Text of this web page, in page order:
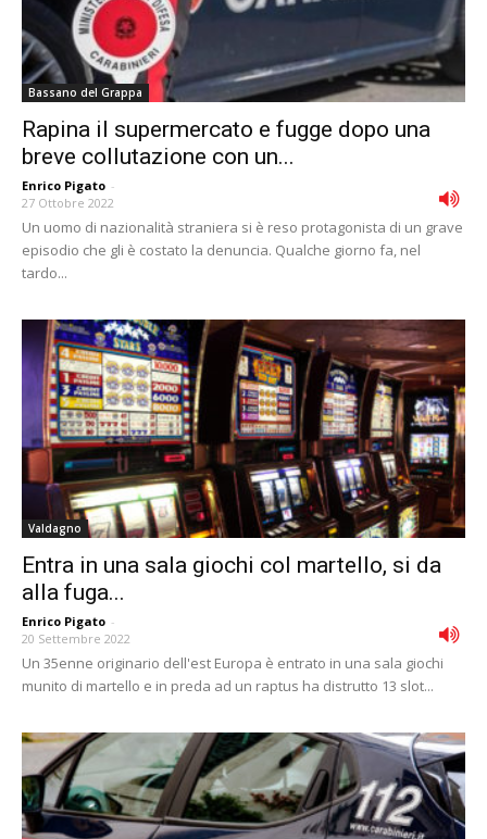
Bassano del Grappa
Rapina il supermercato e fugge dopo una
breve collutazione con un...
Enrico Pigato -
27 Ottobre 2022
Un uomo di nazionalità straniera si è reso protagonista di un grave
episodio che gli è costato la denuncia. Qualche giorno fa, nel
tardo...
Valdagno
Entra in una sala giochi col martello, si da
alla fuga...
Enrico Pigato -
20 Settembre 2022
Un 35enne originario dell'est Europa è entrato in una sala giochi
munito di martello e in preda ad un raptus ha distrutto 13 slot...